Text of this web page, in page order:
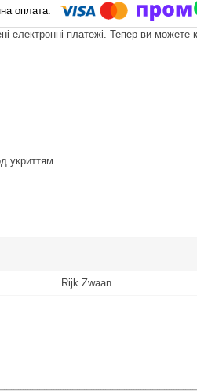
електронні платежі. Тепер ви
укриттям.
Rijk Zwaan